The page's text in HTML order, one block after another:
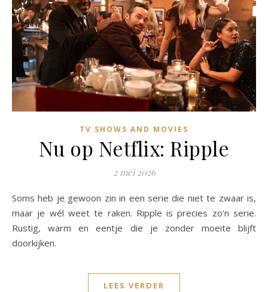
TV SHOWS AND MOVIES
Nu op Netflix: Ripple
2 mei 2026
Soms heb je gewoon zin in een serie die niet te zwaar is,
maar je wél weet te raken. Ripple is precies zo’n serie.
Rustig, warm en eentje die je zonder moeite blijft
doorkijken.
LEES VERDER